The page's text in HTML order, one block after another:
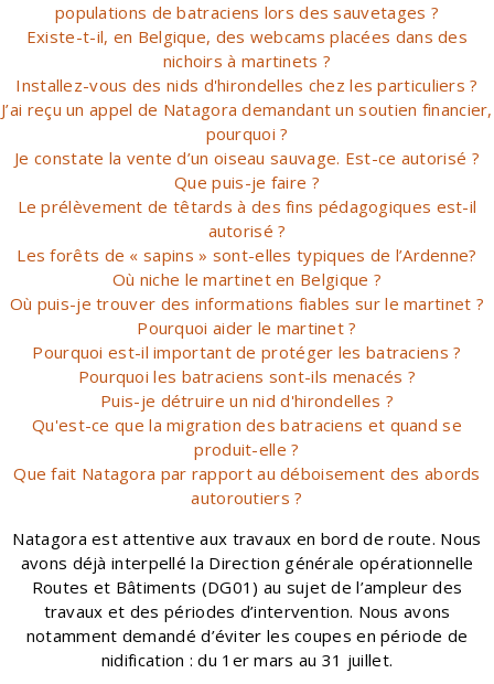
populations de batraciens lors des sauvetages ?
Existe-t-il, en Belgique, des webcams placées dans des
nichoirs à martinets ?
Installez-vous des nids d'hirondelles chez les particuliers ?
J’ai reçu un appel de Natagora demandant un soutien financier,
pourquoi ?
Je constate la vente d’un oiseau sauvage. Est-ce autorisé ?
Que puis-je faire ?
Le prélèvement de têtards à des fins pédagogiques est-il
autorisé ?
Les forêts de « sapins » sont-elles typiques de l’Ardenne?
Où niche le martinet en Belgique ?
Où puis-je trouver des informations fiables sur le martinet ?
Pourquoi aider le martinet ?
Pourquoi est-il important de protéger les batraciens ?
Pourquoi les batraciens sont-ils menacés ?
Puis-je détruire un nid d'hirondelles ?
Qu'est-ce que la migration des batraciens et quand se
produit-elle ?
Que fait Natagora par rapport au déboisement des abords
autoroutiers ?
Natagora est attentive aux travaux en bord de route. Nous
avons déjà interpellé la Direction générale opérationnelle
Routes et Bâtiments (DG01) au sujet de l’ampleur des
travaux et des périodes d’intervention. Nous avons
notamment demandé d’éviter les coupes en période de
nidification : du 1er mars au 31 juillet.